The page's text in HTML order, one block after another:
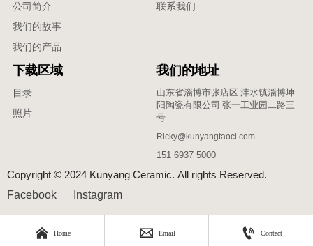
公司简介
我们的故事
我们的产品
联系我们
下载区域
目录
照片
我们的地址
山东省淄博市张店区 沣水镇淄博坤
阳陶瓷有限公司 张一工业园二路三
号
Ricky@kunyangtaoci.com
151 6937 5000
Copyright © 2024 Kunyang Ceramic. All rights Reserved.
Facebook
Instagram
 Home  Email  Contact